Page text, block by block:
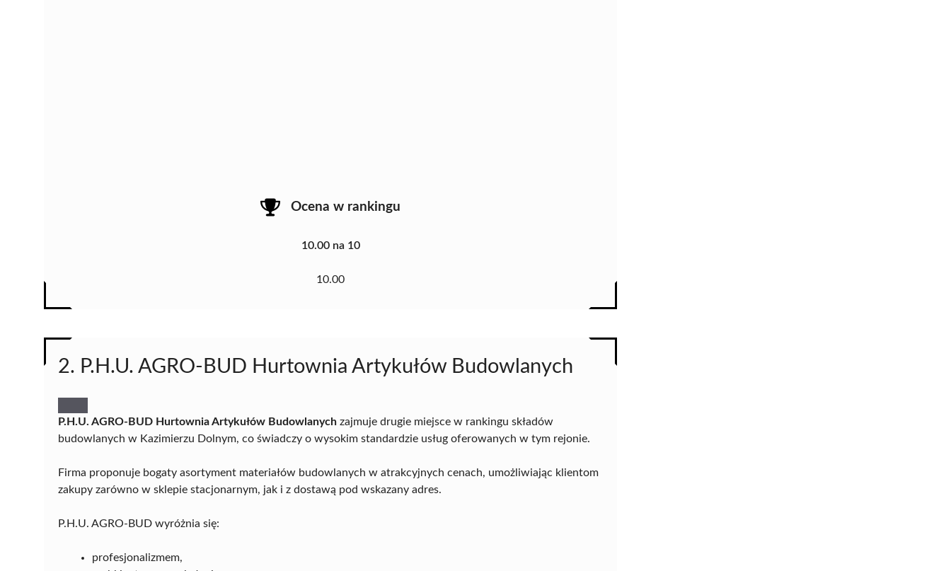
Ocena w rankingu
10.00 na 10
10.00
2. P.H.U. AGRO-BUD Hurtownia Artykułów Budowlanych
P.H.U. AGRO-BUD Hurtownia Artykułów Budowlanych zajmuje drugie miejsce w rankingu składów
budowlanych w Kazimierzu Dolnym, co świadczy o wysokim standardzie usług oferowanych w tym rejonie.
Firma proponuje bogaty asortyment materiałów budowlanych w atrakcyjnych cenach, umożliwiając klientom
zakupy zarówno w sklepie stacjonarnym, jak i z dostawą pod wskazany adres.
P.H.U. AGRO-BUD wyróżnia się:
profesjonalizmem,